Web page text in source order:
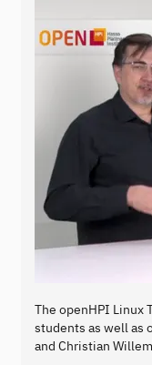
The openHPI Linux
students as well as
and Christian